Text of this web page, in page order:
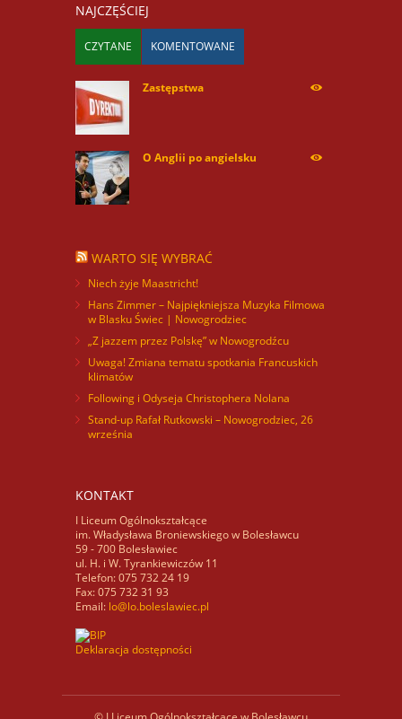
NAJCZĘŚCIEJ
CZYTANE KOMENTOWANE
Zastępstwa
O Anglii po angielsku
WARTO SIĘ WYBRAĆ
Niech żyje Maastricht!
Hans Zimmer – Najpiękniejsza Muzyka Filmowa
w Blasku Świec | Nowogrodziec
„Z jazzem przez Polskę” w Nowogrodźcu
Uwaga! Zmiana tematu spotkania Francuskich
klimatów
Following i Odyseja Christophera Nolana
Stand-up Rafał Rutkowski – Nowogrodziec, 26
września
KONTAKT
I Liceum Ogólnokształcące
im. Władysława Broniewskiego w Bolesławcu
59 - 700 Bolesławiec
ul. H. i W. Tyrankiewiczów 11
Telefon: 075 732 24 19
Fax: 075 732 31 93
Email: lo@lo.boleslawiec.pl
Deklaracja dostępności